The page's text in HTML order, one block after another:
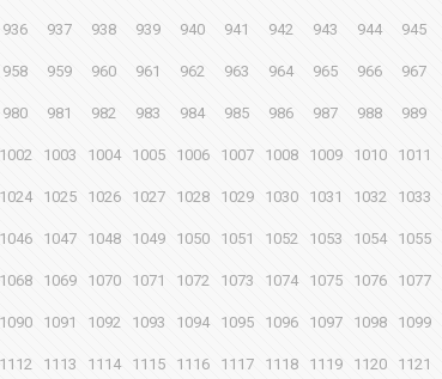
936 937 938 939 940 941 942 943 944 945
958 959 960 961 962 963 964 965 966 967
980 981 982 983 984 985 986 987 988 989
1002 1003 1004 1005 1006 1007 1008 1009 1010 1011
1024 1025 1026 1027 1028 1029 1030 1031 1032 1033
1046 1047 1048 1049 1050 1051 1052 1053 1054 1055
1068 1069 1070 1071 1072 1073 1074 1075 1076 1077
1090 1091 1092 1093 1094 1095 1096 1097 1098 1099
1112 1113 1114 1115 1116 1117 1118 1119 1120 1121